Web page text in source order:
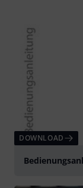
DOWNLOAD